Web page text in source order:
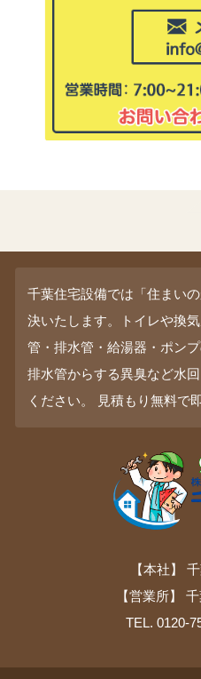
千葉住宅設備では「住まい
決いたします。トイレや換
管・排水管・給湯器・ポン
排水管からする異臭など水
ください。 見積もり無料で
【本社】
【営業所】
TEL. 0120-